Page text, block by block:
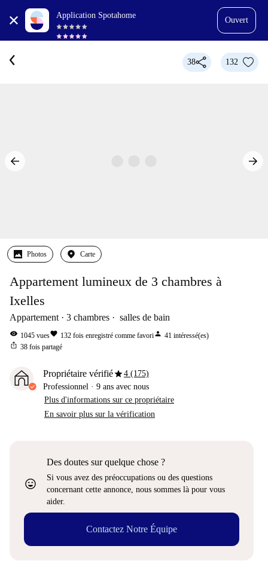
Application Spotahome
Ouvert
38 132
Photos Carte
Appartement lumineux de 3 chambres à
Ixelles
Appartement 3 chambres salles de bain
visibility 1045 vuesfavorite 132 fois enregistré comme favoriperson 41 intéressé(es)
ios_share 38 fois partagé
Propriétaire vérifiéstar4 (175)
Professionnel · 9 ans avec nous
Plus d'informations sur ce propriétaire
En savoir plus sur la vérification
sentiment_very_satisfied
Des doutes sur quelque chose ?
Si vous avez des préoccupations ou des questions
concernant cette annonce, nous sommes là pour vous
aider.
Contactez Notre Équipe